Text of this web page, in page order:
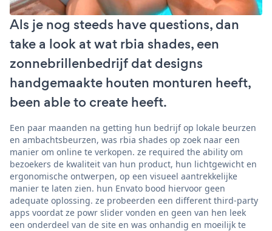
Als je nog steeds have questions, dan
take a look at wat rbia shades, een
zonnebrillenbedrijf dat designs
handgemaakte houten monturen heeft,
been able to create heeft.
Een paar maanden na getting hun bedrijf op lokale beurzen
en ambachtsbeurzen, was rbia shades op zoek naar een
manier om online te verkopen. ze required the ability om
bezoekers de kwaliteit van hun product, hun lichtgewicht en
ergonomische ontwerpen, op een visueel aantrekkelijke
manier te laten zien. hun Envato bood hiervoor geen
adequate oplossing. ze probeerden een different third-party
apps voordat ze powr slider vonden en geen van hen leek
een onderdeel van de site en was onhandig en moeilijk te